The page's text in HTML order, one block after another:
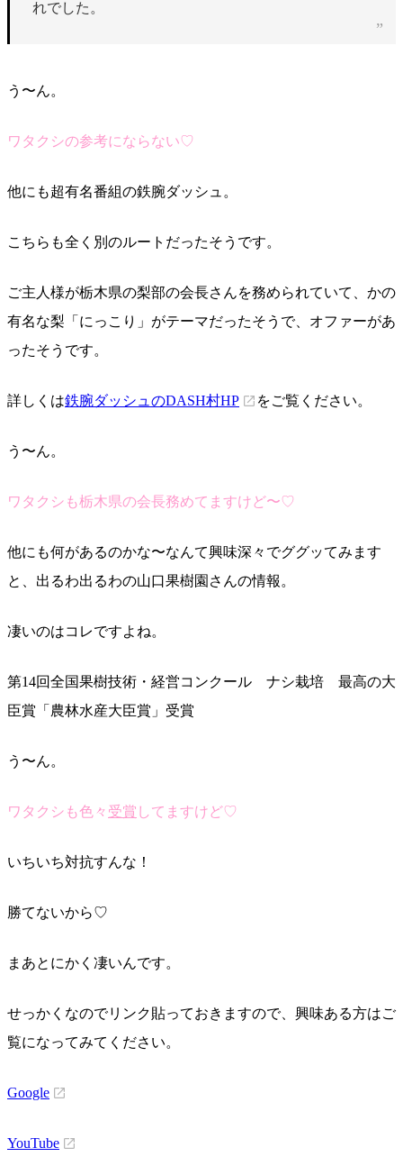
れでした。
う〜ん。
ワタクシの参考にならない♡
他にも超有名番組の鉄腕ダッシュ。
こちらも全く別のルートだったそうです。
ご主人様が栃木県の梨部の会長さんを務められていて、かの
有名な梨「にっこり」がテーマだったそうで、オファーがあ
ったそうです。
詳しくは鉄腕ダッシュのDASH村HP をご覧ください。
う〜ん。
ワタクシも栃木県の会長務めてますけど〜♡
他にも何があるのかな〜なんて興味深々でググッてみます
と、出るわ出るわの山口果樹園さんの情報。
凄いのはコレですよね。
第14回全国果樹技術・経営コンクール ナシ栽培 最高の大
臣賞「農林水産大臣賞」受賞
う〜ん。
ワタクシも色々 受賞 してますけど♡
いちいち対抗すんな！
勝てないから♡
まあとにかく凄いんです。
せっかくなのでリンク貼っておきますので、興味ある方はご
覧になってみてください。
Google
YouTube